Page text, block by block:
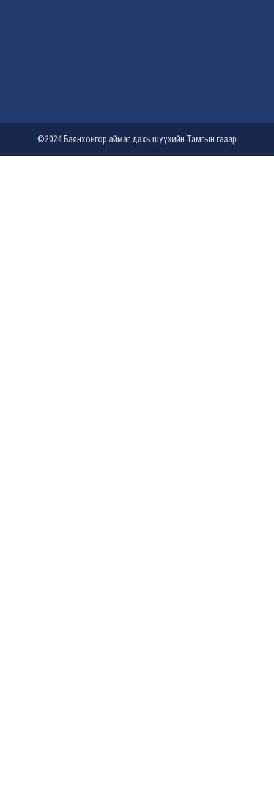
©2024 Баянхонгор аймаг дахь шүүхийн Тамгын газар